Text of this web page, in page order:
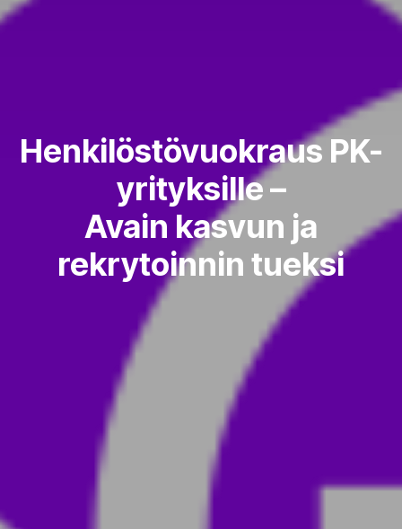
Henkilöstövuokraus PK-
yrityksille –
Avain kasvun ja
rekrytoinnin tueksi